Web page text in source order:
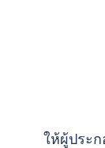
ให้ผู้ประก